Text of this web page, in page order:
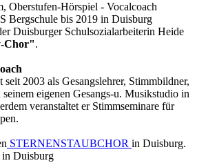
Oberstufen-Hörspiel - Vocalcoach
Bergschule bis 2019 in Duisburg
Duisburger Schulsozialarbeiterin Heide
Chor".
seit 2003 als Gesangslehrer, Stimmbildner,
eigenen Gesangs-u. Musikstudio in
veranstaltet er Stimmseminare für
STERNENSTAUBCHOR in Duisburg.
in Duisburg